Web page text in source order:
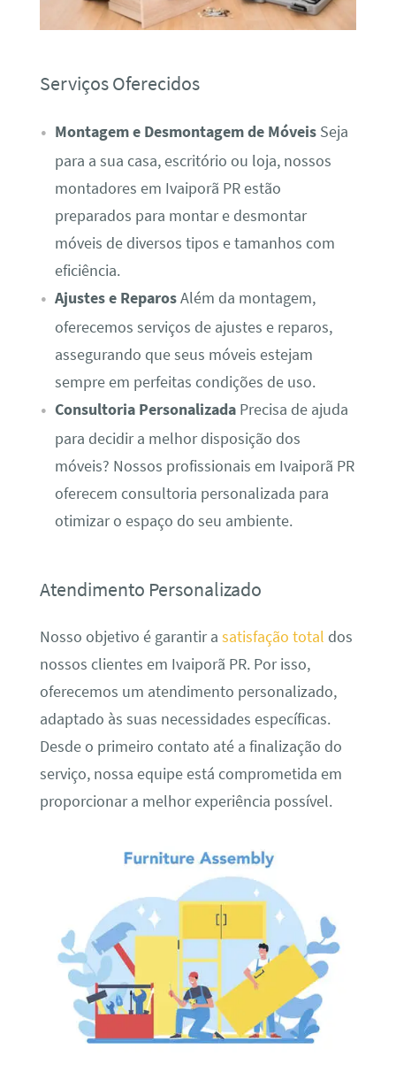
Serviços Oferecidos
Montagem e Desmontagem de MóveisSeja
para a sua casa, escritório ou loja, nossos
montadores em Ivaiporã PR estão
preparados para montar e desmontar
móveis de diversos tipos e tamanhos com
eficiência.
Ajustes e ReparosAlém da montagem,
oferecemos serviços de ajustes e reparos,
assegurando que seus móveis estejam
sempre em perfeitas condições de uso.
Consultoria PersonalizadaPrecisa de ajuda
para decidir a melhor disposição dos
móveis? Nossos profissionais em Ivaiporã PR
oferecem consultoria personalizada para
otimizar o espaço do seu ambiente.
Atendimento Personalizado
Nosso objetivo é garantir a satisfação total dos
nossos clientes em Ivaiporã PR. Por isso,
oferecemos um atendimento personalizado,
adaptado às suas necessidades específicas.
Desde o primeiro contato até a finalização do
serviço, nossa equipe está comprometida em
proporcionar a melhor experiência possível.